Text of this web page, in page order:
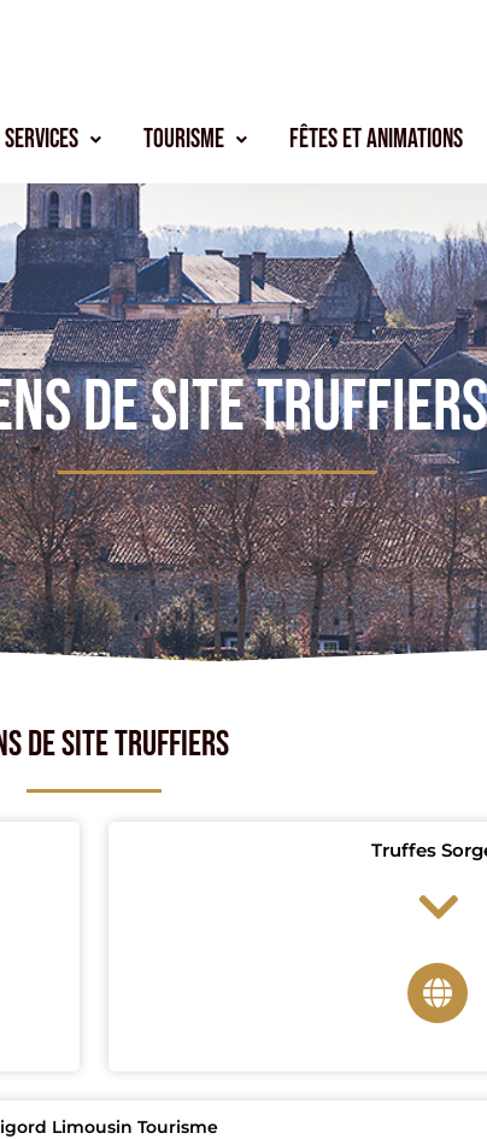
Services Tourisme Fêtes et animations
de site truffiers
DE SITE TRUFFIERS
Truffes
Limousin Tourisme